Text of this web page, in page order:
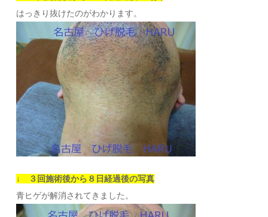
はっきり抜けたのがわかります。
↓ ３回施術後から８日経過後の写真
青ヒゲが解消されてきました。